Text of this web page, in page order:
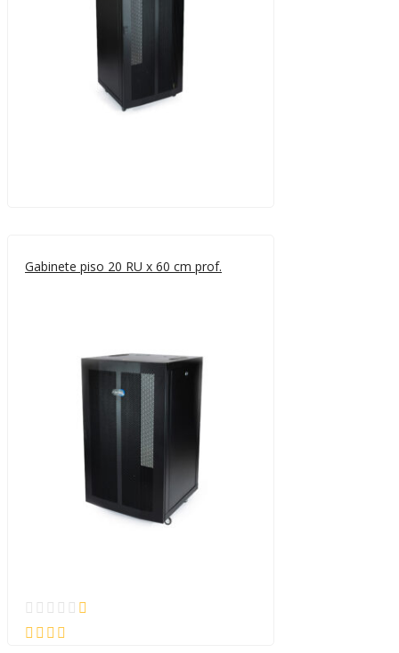
Gabinete piso 20 RU x 60 cm prof.